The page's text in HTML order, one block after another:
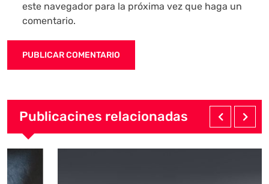
este navegador para la próxima vez que haga un
comentario.
Publicacines relacionadas